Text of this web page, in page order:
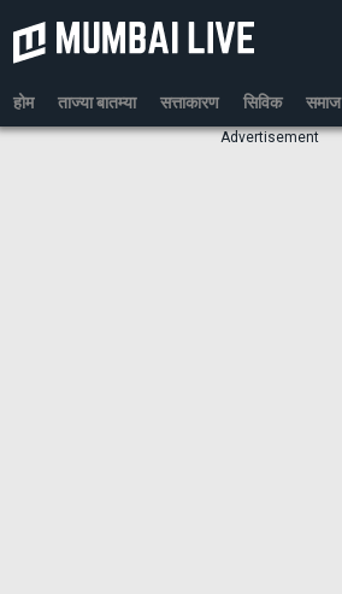
होम ताज्या बातम्या सत्ताकारण सिविक समाज
Advertisement